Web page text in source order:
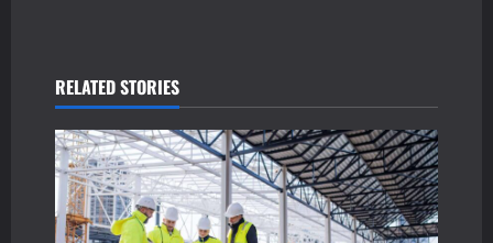
a
v
i
RELATED STORIES